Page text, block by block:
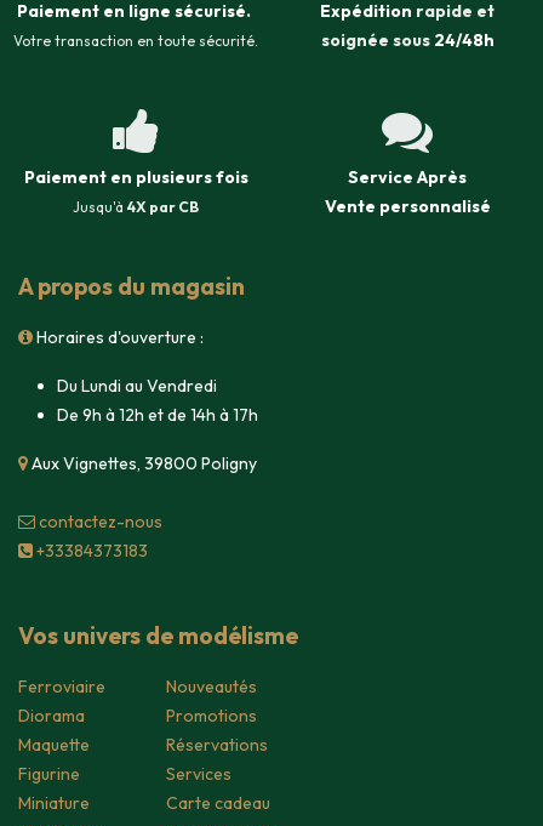
Paiement en ligne sécurisé.
Votre transaction en toute sécurité.
Expédition rapide et
soignée sous 24/48h
Paiement en plusieurs fois
Jusqu'à 4X par CB
Service Après
Vente personnalisé
A propos du magasin
Horaires d'ouverture :
Du Lundi au Vendredi
De 9h à 12h et de 14h à 17h
Aux Vignettes, 39800 Poligny
contacte​z-nous
+33384373183
Vos univers de modélisme
Ferroviaire
Diorama
Maquette
Figurine
Miniature
Nouveautés
Promotions
Réservations
Services
Carte cadeau